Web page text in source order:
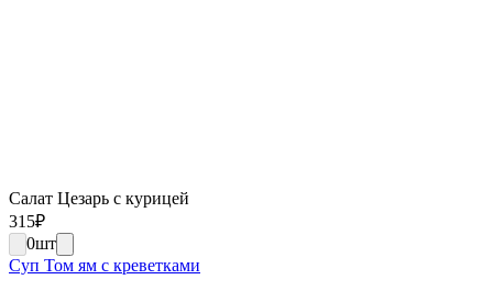
Салат Цезарь с курицей
315₽
0шт
Суп Том ям с креветками